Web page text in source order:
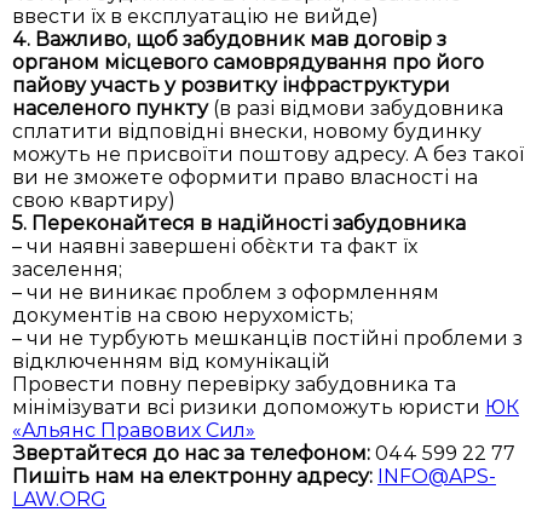
ввести їх в експлуатацію не вийде)
4. Важливо, щоб забудовник мав договір з
органом місцевого самоврядування про його
пайову участь у розвитку інфраструктури
населеного пункту(в разі відмови забудовника
сплатити відповідні внески, новому будинку
можуть не присвоїти поштову адресу. А без такої
ви не зможете оформити право власності на
свою квартиру)
5. Переконайтеся в надійності забудовника
– чи наявні завершені об`єкти та факт їх
заселення;
– чи не виникає проблем з оформленням
документів на свою нерухомість;
– чи не турбують мешканців постійні проблеми з
відключенням від комунікацій
Провести повну перевірку забудовника та
мінімізувати всі ризики допоможуть юристи ЮК
«Альянс Правових Сил»
Звертайтеся до нас за телефоном: 044 599 22 77
Пишіть нам на електронну адресу: INFO@APS-
LAW.ORG